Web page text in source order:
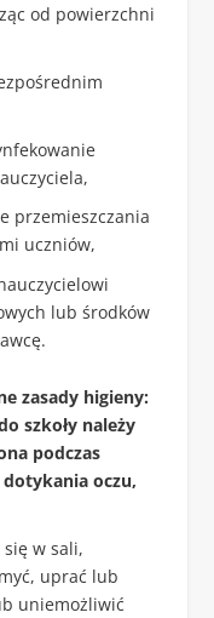
od powierzchni
przemieszczania
uczniów,
lub środków
zasady higieny:
szkoły należy
podczas
oczu,
w sali,
uprać lub
uniemożliwić